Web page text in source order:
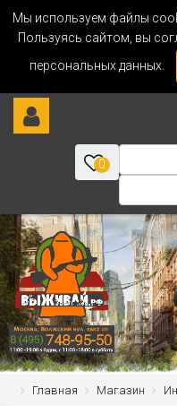
Мы используем файлы
Пользуясь сайтом, вы
персональных данных.
0
Главная Магазин